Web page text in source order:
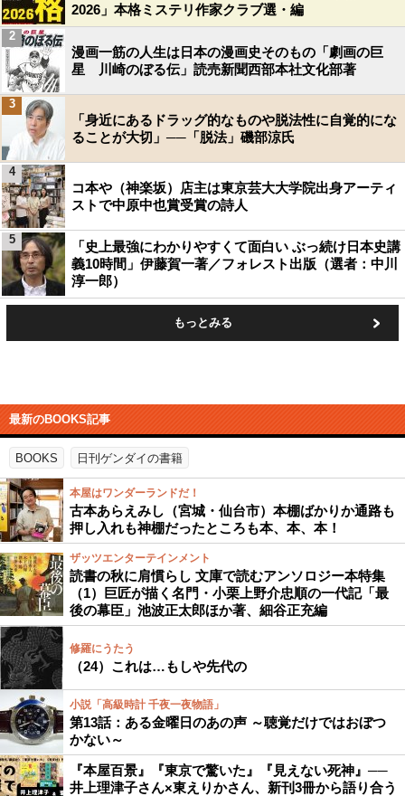
2026」本格ミステリ作家クラブ選・編
漫画一筋の人生は日本の漫画史そのもの「劇画の巨
星 川崎のぼる伝」読売新聞西部本社文化部著
2
「身近にあるドラッグ的なものや脱法性に自覚的にな
ることが大切」──「脱法」磯部涼氏
3
コ本や（神楽坂）店主は東京芸大大学院出身アーティ
ストで中原中也賞受賞の詩人
4
「史上最強にわかりやすくて面白い ぶっ続け日本史講
義10時間」伊藤賀一著／フォレスト出版（選者：中川
淳一郎）
5
もっとみる
最新のBOOKS記事
BOOKS 日刊ゲンダイの書籍
本屋はワンダーランドだ！
古本あらえみし（宮城・仙台市）本棚ばかりか通路も
押し入れも神棚だったところも本、本、本！
ザッツエンターテインメント
読書の秋に肩慣らし 文庫で読むアンソロジー本特集
（1）巨匠が描く名門・小栗上野介忠順の一代記「最
後の幕臣」池波正太郎ほか著、細谷正充編
修羅にうたう
（24）これは…もしや先代の
小説「高級時計 千夜一夜物語」
第13話：ある金曜日のあの声 ～聴覚だけではおぼつ
かない～
『本屋百景』『東京で驚いた』『見えない死神』──
井上理津子さん×東えりかさん、新刊3冊から語り合う